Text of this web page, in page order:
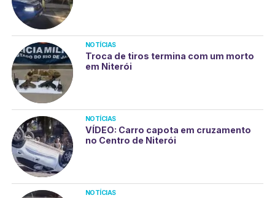
NOTÍCIAS
Troca de tiros termina com um morto
em Niterói
NOTÍCIAS
VÍDEO: Carro capota em cruzamento
no Centro de Niterói
NOTÍCIAS